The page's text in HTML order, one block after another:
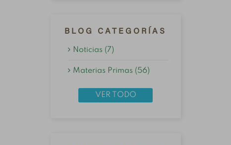
BLOG CATEGORÍAS
Noticias (7)
Materias Primas (56)
VER TODO